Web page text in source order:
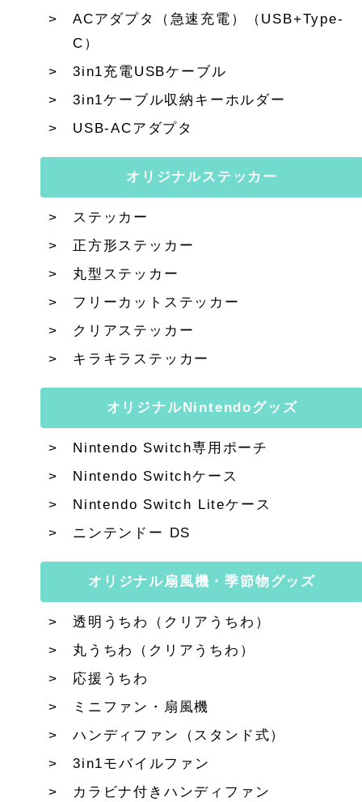
ACアダプタ（急速充電）（USB+Type-
C）
3in1充電USBケーブル
3in1ケーブル収納キーホルダー
USB-ACアダプタ
オリジナルステッカー
ステッカー
正方形ステッカー
丸型ステッカー
フリーカットステッカー
クリアステッカー
キラキラステッカー
オリジナルNintendoグッズ
Nintendo Switch専用ポーチ
Nintendo Switchケース
Nintendo Switch Liteケース
ニンテンドー DS
オリジナル扇風機・季節物グッズ
透明うちわ（クリアうちわ）
丸うちわ（クリアうちわ）
応援うちわ
ミニファン・扇風機
ハンディファン（スタンド式）
3in1モバイルファン
カラビナ付きハンディファン